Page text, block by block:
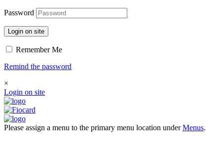
Password
Login on site
Remember Me
Remind the password
×
Login on site
Please assign a menu to the primary menu location underMenus.